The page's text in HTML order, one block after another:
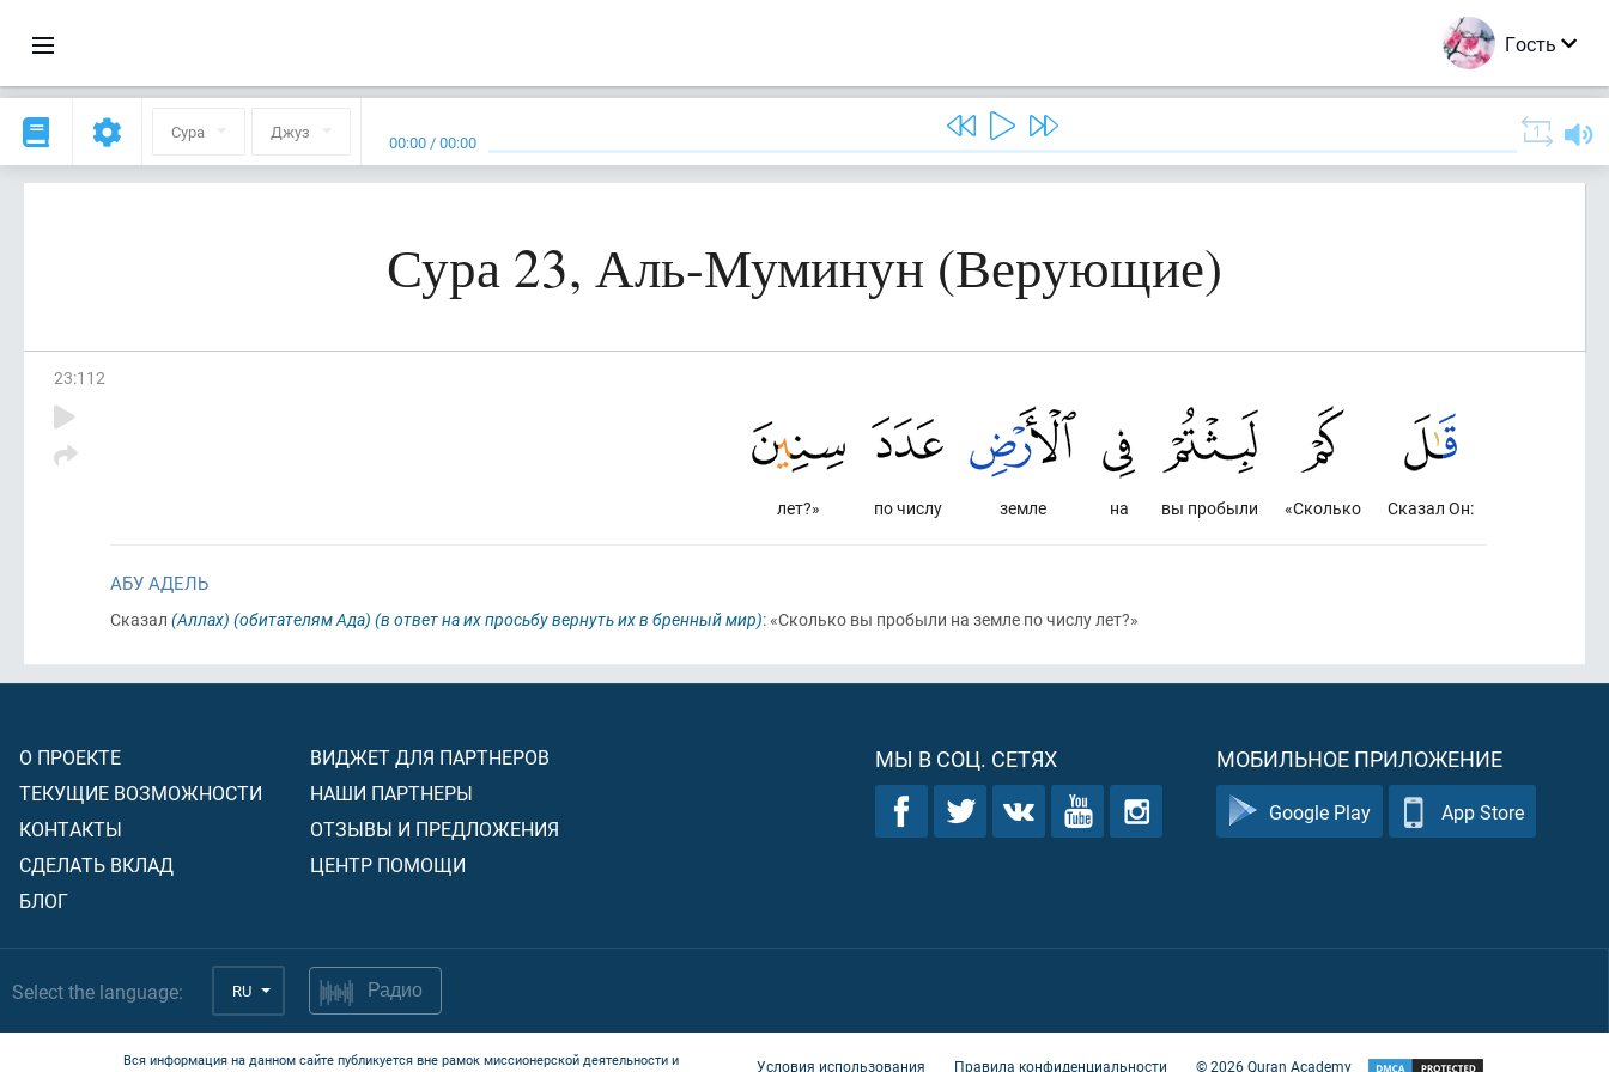
Гость
Сура Джуз 00:00 /00:00
Сура 23, Аль-Муминун (Верующие)
23:112
Сказал Он:
«Сколько
вы пробыли
на
земле
по числу
лет?»
АБУ АДЕЛЬ
Сказал (Аллах) (обитателям Ада) (в ответ на их просьбу вернуть их в бренный мир): «Сколько вы пробыли на земле по числу лет?»
О ПРОЕКТЕ
ТЕКУЩИЕ ВОЗМОЖНОСТИ
КОНТАКТЫ
СДЕЛАТЬ ВКЛАД
БЛОГ
ВИДЖЕТ ДЛЯ ПАРТНЕРОВ
НАШИ ПАРТНЕРЫ
ОТЗЫВЫ И ПРЕДЛОЖЕНИЯ
ЦЕНТР ПОМОЩИ
МЫ В СОЦ. СЕТЯХ МОБИЛЬНОЕ ПРИЛОЖЕНИЕ
Google Play App Store
Select the language: RU Радио
Вся информация на данном сайте публикуется вне рамок миссионерской деятельности и
Условия использования Правила конфиденциальности ©2026Quran Academy